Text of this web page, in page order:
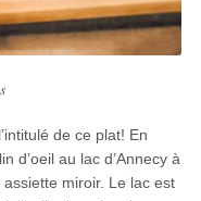
de ce plat! En
d’oeil au lac d’Annecy à
miroir. Le lac est